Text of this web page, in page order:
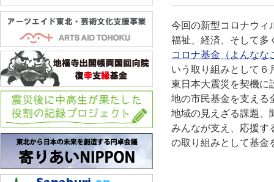
今回の新型コロナウィ
福祉、経済、そして多
コロナ基金（よんなな
いう取り組みとして６
東日本大震災を契機に
地の市民基金を支える
地域の見えざる課題、
みんなが支え、応援す
の取り組みとして基金